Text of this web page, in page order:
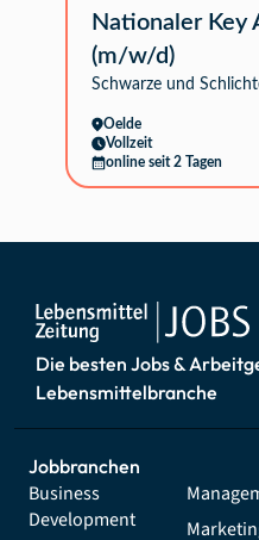
Nationaler Key
(m/w/d)
Schwarze und
Oelde
Vollzeit
online seit 2 Tagen
Die besten Jobs &
Lebensmittelbranche
Jobbranchen
Business
Development